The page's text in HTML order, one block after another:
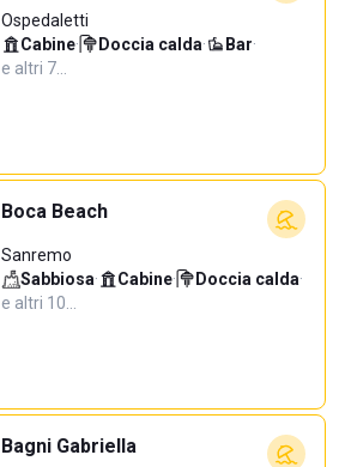
Ospedaletti
Cabine· Doccia calda· Bar·
e altri 7…
Boca Beach
Sanremo
Sabbiosa· Cabine· Doccia calda·
e altri 10…
Bagni Gabriella